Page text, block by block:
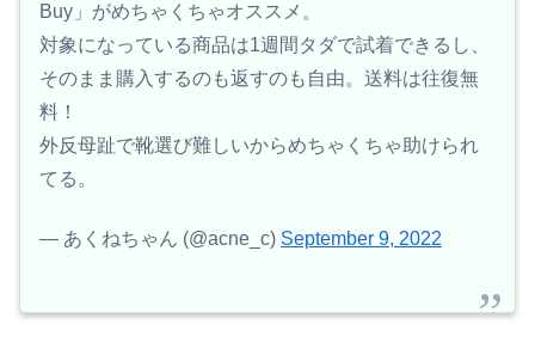
Buy」がめちゃくちゃオススメ。
対象になっている商品は1週間タダで試着できるし、
そのまま購入するのも返すのも自由。送料は往復無
料！
外反母趾で靴選び難しいからめちゃくちゃ助けられ
てる。
— あくねちゃん (@acne_c) September 9, 2022